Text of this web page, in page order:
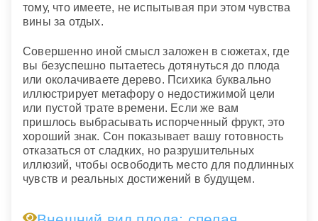
тому, что имеете, не испытывая при этом чувства
вины за отдых.
Совершенно иной смысл заложен в сюжетах, где
вы безуспешно пытаетесь дотянуться до плода
или околачиваете дерево. Психика буквально
иллюстрирует метафору о недостижимой цели
или пустой трате времени. Если же вам
пришлось выбрасывать испорченный фрукт, это
хороший знак. Сон показывает вашу готовность
отказаться от сладких, но разрушительных
иллюзий, чтобы освободить место для подлинных
чувств и реальных достижений в будущем.